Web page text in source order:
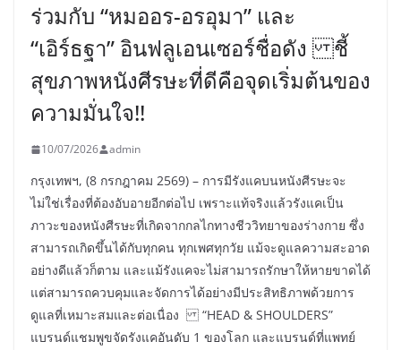
ร่วมกับ “หมออร-อรอุมา” และ
“เอิร์ธฐา” อินฟลูเอนเซอร์ชื่อดัง ชี้
สุขภาพหนังศีรษะที่ดีคือจุดเริ่มต้นของ
ความมั่นใจ!!
10/07/2026 admin
กรุงเทพฯ, (8 กรกฎาคม 2569) – การมีรังแคบนหนังศีรษะจะ
ไม่ใช่เรื่องที่ต้องอับอายอีกต่อไป เพราะแท้จริงแล้วรังแคเป็น
ภาวะของหนังศีรษะที่เกิดจากกลไกทางชีววิทยาของร่างกาย ซึ่ง
สามารถเกิดขึ้นได้กับทุกคน ทุกเพศทุกวัย แม้จะดูแลความสะอาด
อย่างดีแล้วก็ตาม และแม้รังแคจะไม่สามารถรักษาให้หายขาดได้
แต่สามารถควบคุมและจัดการได้อย่างมีประสิทธิภาพด้วยการ
ดูแลที่เหมาะสมและต่อเนื่อง “HEAD & SHOULDERS”
แบรนด์แชมพูขจัดรังแคอันดับ 1 ของโลก และแบรนด์ที่แพทย์